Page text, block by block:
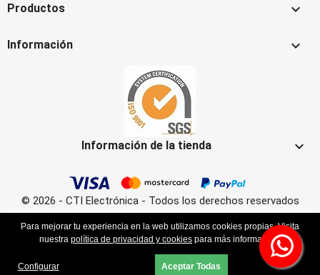
Productos 
Información 
Información de la tienda 
Para mejorar tu experiencia en la web utilizamos cookies propias. Visita
nuestra política de privacidad y cookies para más información.
Configurar Aceptar Todas
© 2026 - CTI Electrónica - Todos los derechos reservados